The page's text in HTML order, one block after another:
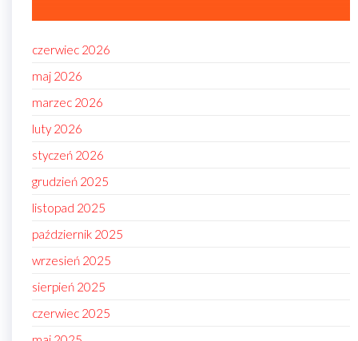
czerwiec 2026
maj 2026
marzec 2026
luty 2026
styczeń 2026
grudzień 2025
listopad 2025
październik 2025
wrzesień 2025
sierpień 2025
czerwiec 2025